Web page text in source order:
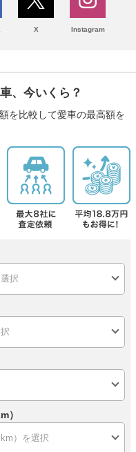
X Instagram
、今いくら？
を比較して愛車の最高額を
）